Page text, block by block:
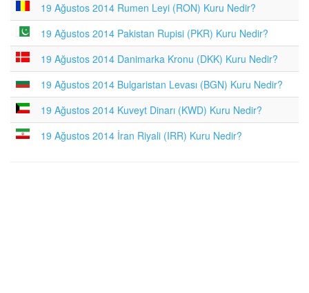
19 Ağustos 2014 Rumen Leyi (RON) Kuru Nedir?
19 Ağustos 2014 Pakistan Rupisi (PKR) Kuru Nedir?
19 Ağustos 2014 Danimarka Kronu (DKK) Kuru Nedir?
19 Ağustos 2014 Bulgaristan Levası (BGN) Kuru Nedir?
19 Ağustos 2014 Kuveyt Dinarı (KWD) Kuru Nedir?
19 Ağustos 2014 İran Riyali (IRR) Kuru Nedir?